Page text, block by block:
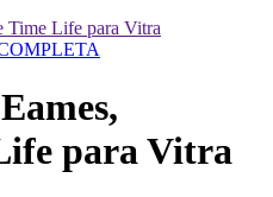
para Vitra